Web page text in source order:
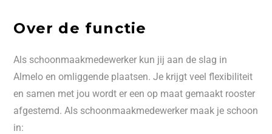
Over de functie
Als schoonmaakmedewerker kun jij aan de slag in
Almelo en omliggende plaatsen. Je krijgt veel flexibiliteit
en samen met jou wordt er een op maat gemaakt rooster
afgestemd. Als schoonmaakmedewerker maak je schoon
in: